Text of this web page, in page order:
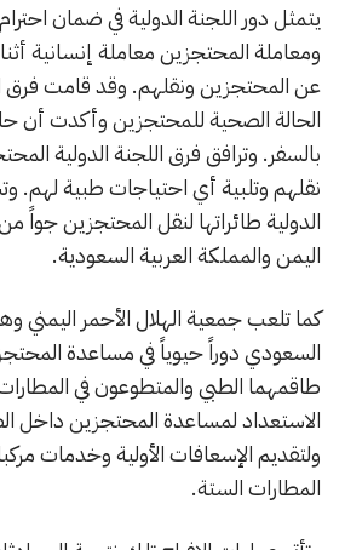
يتمثل دور اللجنة الدولية في ضمان
ومعاملة المحتجزين معاملة إنسانية
عن المحتجزين ونقلهم. وقد قامت فرق
الحالة الصحية للمحتجزين وأكدت أن
بالسفر. وترافق فرق اللجنة الدولية
نقلهم وتلبية أي احتياجات طبية لهم.
الدولية طائراتها لنقل المحتجزين
اليمن والمملكة العربية السعودية.
كما تلعب جمعية الهلال الأحمر اليمني
السعودي دوراً حيوياً في مساعدة
طاقمهما الطبي والمتطوعون في
الاستعداد لمساعدة المحتجزين داخل
ولتقديم الإسعافات الأولية وخدمات
المطارات الستة.